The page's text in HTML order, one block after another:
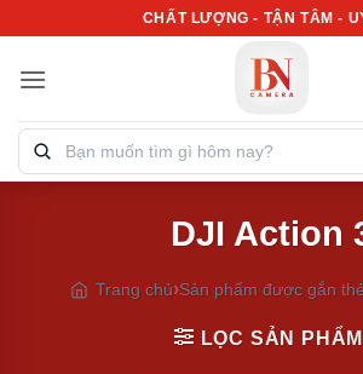
nội
CHẤT LƯỢNG - TẬN TÂM -
Tìm
kiếm
DJI Action
Trang chủ Sản phẩm được gắn
LỌC SẢN PHẨM